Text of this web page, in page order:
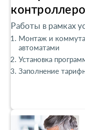
Работы в рамках
Монтаж и
автоматами
Установка
Заполнение